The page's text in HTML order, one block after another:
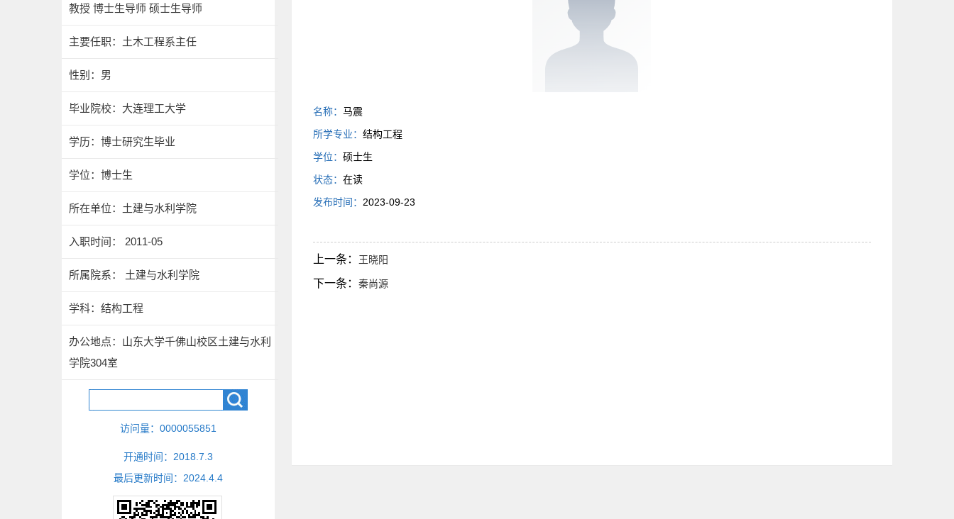
教授 博士生导师 硕士生导师
主要任职：土木工程系主任
性别：男
毕业院校：大连理工大学
学历：博士研究生毕业
学位：博士生
所在单位：土建与水利学院
入职时间： 2011-05
所属院系： 土建与水利学院
学科：结构工程
办公地点：山东大学千佛山校区土建与水利
学院304室
访问量： 0000055851
开通时间： 2018 7 3
最后更新时间： 2024 4 4
名称： 马震
所学专业： 结构工程
学位： 硕士生
状态： 在读
发布时间： 2023-09-23
上一条： 王晓阳
下一条： 秦尚源